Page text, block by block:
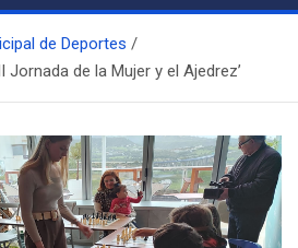
de Deportes
Jornada de la Mujer y el Ajedrez’